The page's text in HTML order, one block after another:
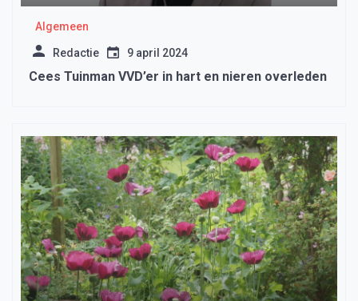
Algemeen
Redactie 9 april 2024
Cees Tuinman VVD’er in hart en nieren overleden